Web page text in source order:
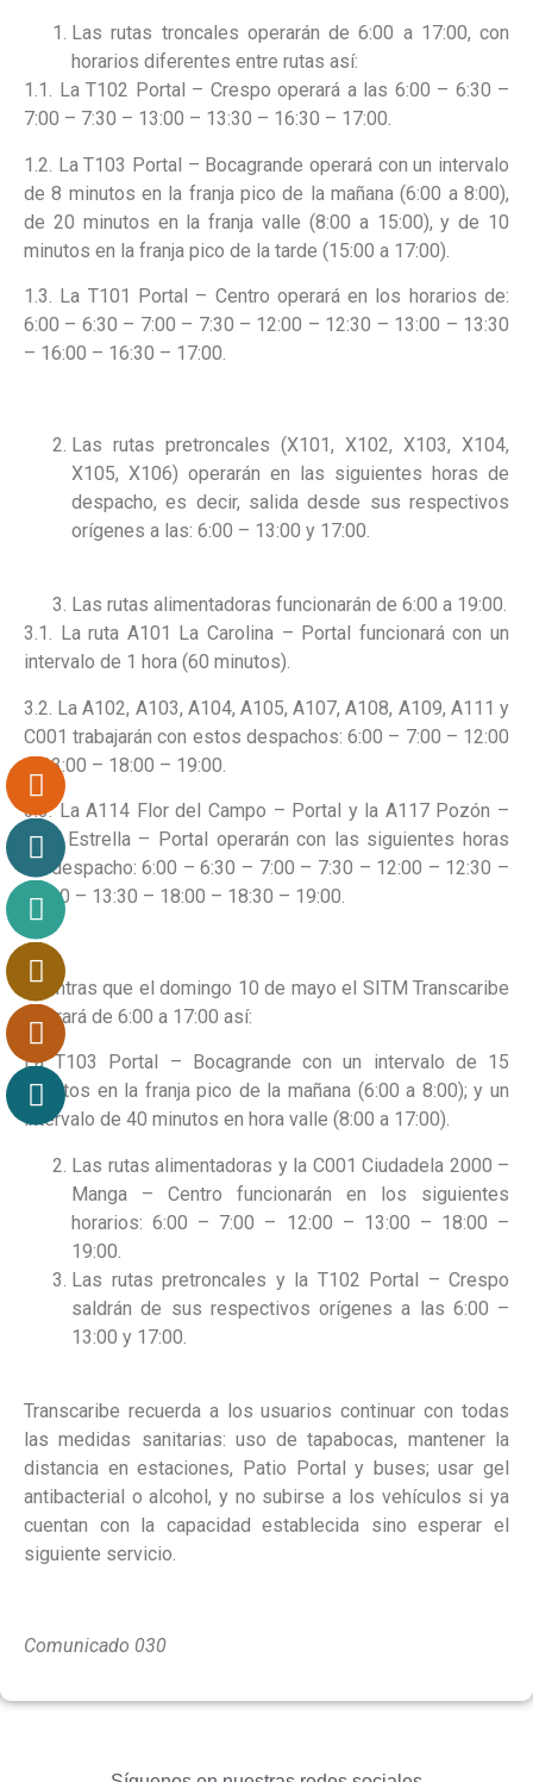
Las rutas troncales operarán de 6:00 a 17:00, con
horarios diferentes entre rutas así:
1.1. La T102 Portal – Crespo operará a las 6:00 – 6:30 –
7:00 – 7:30 – 13:00 – 13:30 – 16:30 – 17:00.
1.2. La T103 Portal – Bocagrande operará con un intervalo
de 8 minutos en la franja pico de la mañana (6:00 a 8:00),
de 20 minutos en la franja valle (8:00 a 15:00), y de 10
minutos en la franja pico de la tarde (15:00 a 17:00).
1.3. La T101 Portal – Centro operará en los horarios de:
6:00 – 6:30 – 7:00 – 7:30 – 12:00 – 12:30 – 13:00 – 13:30
– 16:00 – 16:30 – 17:00.
Las rutas pretroncales (X101, X102, X103, X104,
X105, X106) operarán en las siguientes horas de
despacho, es decir, salida desde sus respectivos
orígenes a las: 6:00 – 13:00 y 17:00.
Las rutas alimentadoras funcionarán de 6:00 a 19:00.
3.1. La ruta A101 La Carolina – Portal funcionará con un
intervalo de 1 hora (60 minutos).
3.2. La A102, A103, A104, A105, A107, A108, A109, A111 y
C001 trabajarán con estos despachos: 6:00 – 7:00 – 12:00
– 13:00 – 18:00 – 19:00.
3.3. La A114 Flor del Campo – Portal y la A117 Pozón –
Villa Estrella – Portal operarán con las siguientes horas
de despacho: 6:00 – 6:30 – 7:00 – 7:30 – 12:00 – 12:30 –
13:00 – 13:30 – 18:00 – 18:30 – 19:00.
Mientras que el domingo 10 de mayo el SITM Transcaribe
operará de 6:00 a 17:00 así:
La T103 Portal – Bocagrande con un intervalo de 15
minutos en la franja pico de la mañana (6:00 a 8:00); y un
intervalo de 40 minutos en hora valle (8:00 a 17:00).
Las rutas alimentadoras y la C001 Ciudadela 2000 –
Manga – Centro funcionarán en los siguientes
horarios: 6:00 – 7:00 – 12:00 – 13:00 – 18:00 –
19:00.
Las rutas pretroncales y la T102 Portal – Crespo
saldrán de sus respectivos orígenes a las 6:00 –
13:00 y 17:00.
Transcaribe recuerda a los usuarios continuar con todas
las medidas sanitarias: uso de tapabocas, mantener la
distancia en estaciones, Patio Portal y buses; usar gel
antibacterial o alcohol, y no subirse a los vehículos si ya
cuentan con la capacidad establecida sino esperar el
siguiente servicio.
Comunicado 030